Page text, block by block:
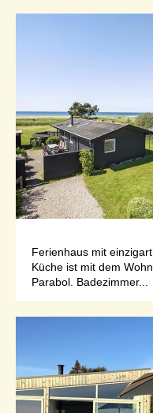
Ferienhaus mit
Küche ist mit dem
Parabol. Badezimmer...